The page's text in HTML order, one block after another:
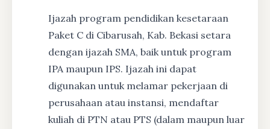
Ijazah program pendidikan kesetaraan
Paket C di Cibarusah, Kab. Bekasi setara
dengan ijazah SMA, baik untuk program
IPA maupun IPS. Ijazah ini dapat
digunakan untuk melamar pekerjaan di
perusahaan atau instansi, mendaftar
kuliah di PTN atau PTS (dalam maupun luar